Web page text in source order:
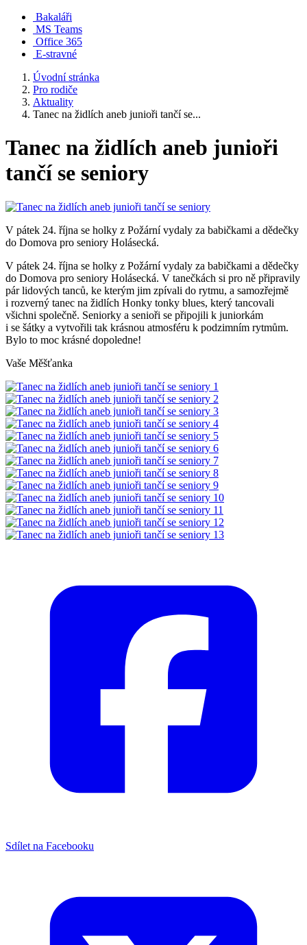
Bakaláři
MS Teams
Office 365
E-stravné
Úvodní stránka
Pro rodiče
Aktuality
Tanec na židlích aneb junioři tančí se...
Tanec na židlích aneb junioři
tančí se seniory
V pátek 24. října se holky z Požární vydaly za babičkami a dědečky
do Domova pro seniory Holásecká.
V pátek 24. října se holky z Požární vydaly za babičkami a dědečky
do Domova pro seniory Holásecká. V tanečkách si pro ně připravily
pár lidových tanců, ke kterým jim zpívali do rytmu, a samozřejmě
i rozverný tanec na židlích Honky tonky blues, který tancovali
všichni společně. Seniorky a senioři se připojili k juniorkám
i se šátky a vytvořili tak krásnou atmosféru k podzimním rytmům.
Bylo to moc krásné dopoledne!
Vaše Měšťanka
Sdílet na Facebooku